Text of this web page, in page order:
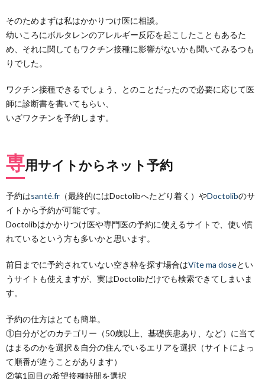
専用
サイ
トか
らネ
ット
予約
3.
当日
の様
子
応
問診
3.3.
受付
3.4.
ン接種
3.5.
3.6.
もらっ
て帰宅
4.
そのためまずは私はかかりつけ医に相談。
幼いころにボルタレンのアレルギー反応を起こしたこともあるた
め、それに関してもワクチン接種に影響がないかも聞いてみるつも
りでした。
ワクチン接種できるでしょう、とのことだったので必要に応じて医
師に診断書を書いてもらい、
いざワクチンを予約します。
専用サイトからネット予約
予約はsanté.fr （最終的にはDoctolibへたどり着く）やDoctolibのサ
イトから予約が可能です。
Doctolibはかかりつけ医や専門医の予約に使えるサイトで、使い慣
れているという方も多いかと思います。
前日までに予約されていない空き枠を探す場合はVite ma doseとい
うサイトも使えますが、実はDoctolibだけでも検索できてしまいま
す。
予約の仕方はとても簡単。
①自分がどのカテゴリー（50歳以上、基礎疾患あり、など）に当て
はまるのかを選択＆自分の住んでいるエリアを選択（サイトによっ
て順番が違うことがあります）
②第1回目の希望接種時間を選択